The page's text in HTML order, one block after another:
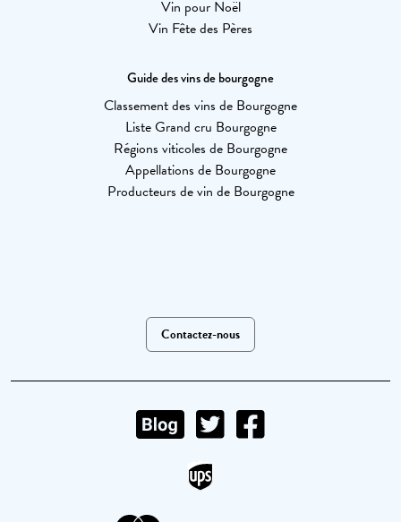
Vin pour Noël
Vin Fête des Pères
Guide des vins de bourgogne
Classement des vins de Bourgogne
Liste Grand cru Bourgogne
Régions viticoles de Bourgogne
Appellations de Bourgogne
Producteurs de vin de Bourgogne
Contactez-nous